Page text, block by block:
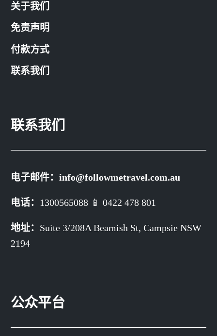
关于我们
免责声明
付款方式
联系我们
联系我们
电子邮件：info@followmetravel.com.au
电话： 1300565088 📱 0422 478 801
地址： Suite 3/208A Beamish St,Campsie NSW
2194
公众平台